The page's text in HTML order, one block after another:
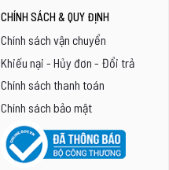
CHÍNH SÁCH & QUY ĐỊNH
Chính sách vận chuyển
Khiếu nại - Hủy đơn - Đổi trả
Chính sách thanh toán
Chính sách bảo mật